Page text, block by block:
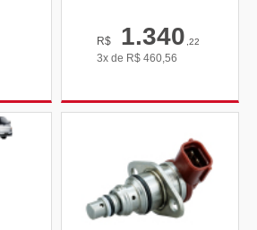
R$ 1.340,22
3x de R$ 460,56